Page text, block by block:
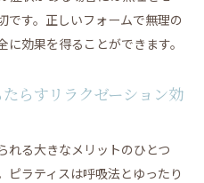
です。正しいフォームで無理の
効果を得ることができます。
らすリラクゼーション効
れる大きなメリットのひとつ
ピラティスは呼吸法とゆったり